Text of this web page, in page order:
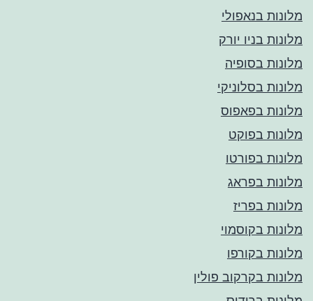
מלונות בנאפולי
מלונות בניו יורק
מלונות בסופיה
מלונות בסלוניקי
מלונות בפאפוס
מלונות בפוקט
מלונות בפורטו
מלונות בפראג
מלונות בפריז
מלונות בקוסמוי
מלונות בקורפו
מלונות בקרקוב פולין